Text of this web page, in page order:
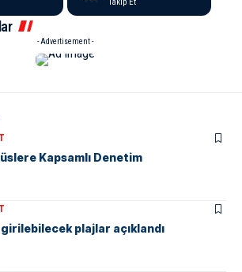
- Advertisement -
Kapsamlı Denetim
girilebilecek plajlar açıklandı